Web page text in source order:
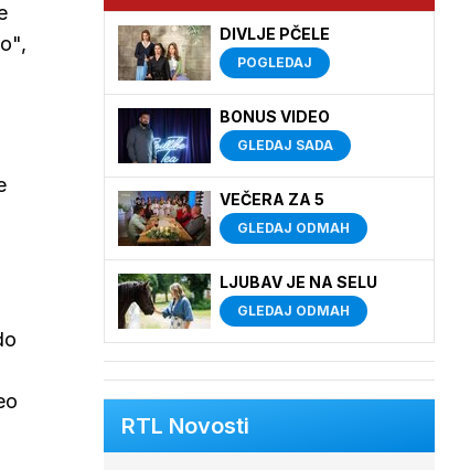
DIVLJE PČELE
POGLEDAJ
BONUS VIDEO
GLEDAJ SADA
VEČERA ZA 5
GLEDAJ ODMAH
LJUBAV JE NA SELU
GLEDAJ ODMAH
RTL Novosti